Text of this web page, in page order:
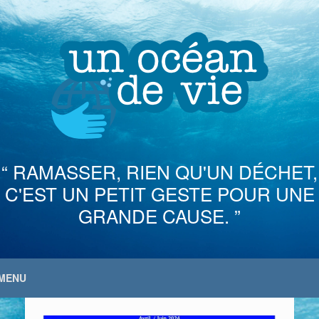
Skip
to
content
“ RAMASSER, RIEN QU'UN DÉCHET,
C'EST UN PETIT GESTE POUR UNE
GRANDE CAUSE. ”